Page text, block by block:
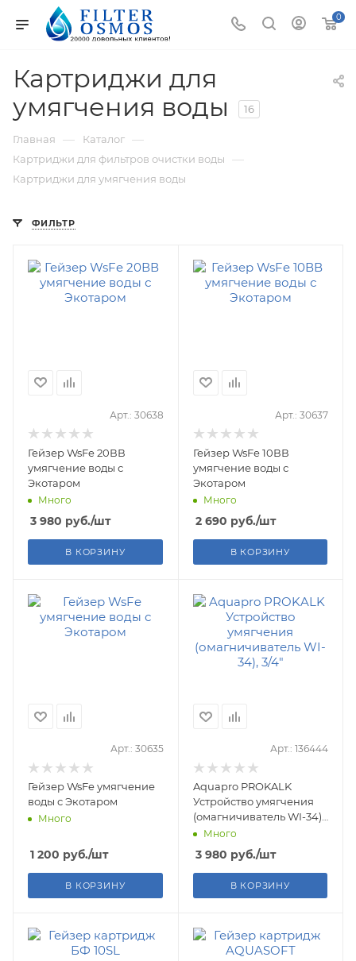
0
Картриджи для
умягчения воды
16
Главная — Каталог —
Картриджи для фильтров очистки воды —
Картриджи для умягчения воды
ФИЛЬТР
Арт.: 30638
Гейзер WsFe 20ВВ
умягчение воды с
Экотаром
Много
3 980 руб./шт
В КОРЗИНУ
Арт.: 30637
Гейзер WsFe 10ВВ
умягчение воды с
Экотаром
Много
2 690 руб./шт
В КОРЗИНУ
Арт.: 30635
Гейзер WsFe умягчение
воды с Экотаром
Много
1 200 руб./шт
В КОРЗИНУ
Арт.: 136444
Aquapro PROKALK
Устройство умягчения
(омагничиватель WI-34),
3/4"Много
3 980 руб./шт
В КОРЗИНУ